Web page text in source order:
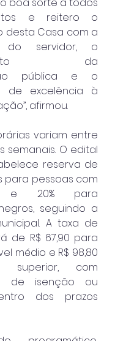
e reitero o
desta Casa com a
do servidor, o
da
pública e o
de excelência à
afirmou.
variam entre
semanais. O edital
reserva de
para pessoas com
e 20% para
seguindo a
A taxa de
de R$ 67,90 para
médio e R$ 98,80
superior, com
de isenção ou
dos prazos